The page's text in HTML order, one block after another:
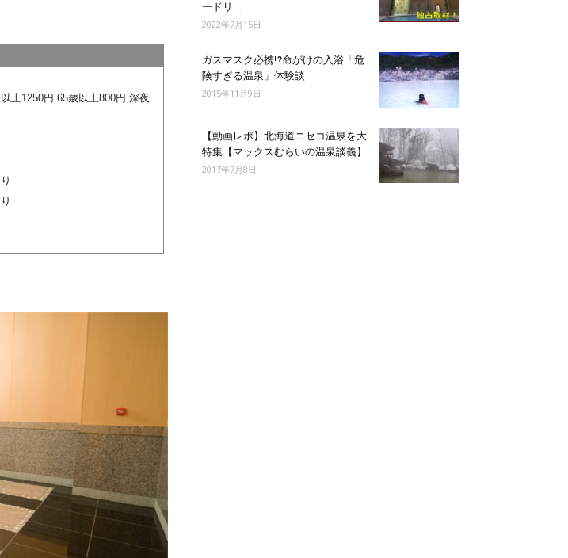
上1250円 65歳以上800円 深夜
ードリ...
2022年7月15日
ガスマスク必携!?命がけの入浴「危
険すぎる温泉」体験談
2015年11月9日
【動画レポ】北海道ニセコ温泉を大
特集【マックスむらいの温泉談義】
2017年7月8日